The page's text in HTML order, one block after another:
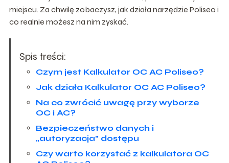
miejscu. Za chwilę zobaczysz, jak działa narzędzie Poliseo i
co realnie możesz na nim zyskać.
Spis treści:
Czym jest Kalkulator OC AC Poliseo?
Jak działa Kalkulator OC AC Poliseo?
Na co zwrócić uwagę przy wyborze
OC i AC?
Bezpieczeństwo danych i
„autoryzacja” dostępu
Czy warto korzystać z kalkulatora OC